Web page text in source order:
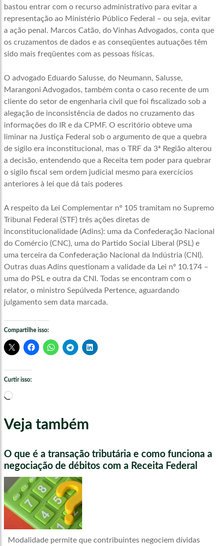
bastou entrar com o recurso administrativo para evitar a
representação ao Ministério Público Federal – ou seja, evitar
a ação penal. Marcos Catão, do Vinhas Advogados, conta que
os cruzamentos de dados e as conseqüentes autuações têm
sido mais freqüentes com as pessoas físicas.
O advogado Eduardo Salusse, do Neumann, Salusse,
Marangoni Advogados, também conta o caso recente de um
cliente do setor de engenharia civil que foi fiscalizado sob a
alegação de inconsistência de dados no cruzamento das
informações do IR e da CPMF. O escritório obteve uma
liminar na Justiça Federal sob o argumento de que a quebra
de sigilo era inconstitucional, mas o TRF da 3ª Região alterou
a decisão, entendendo que a Receita tem poder para quebrar
o sigilo fiscal sem ordem judicial mesmo para exercícios
anteriores à lei que dá tais poderes
A respeito da Lei Complementar nº 105 tramitam no Supremo
Tribunal Federal (STF) três ações diretas de
inconstitucionalidade (Adins): uma da Confederação Nacional
do Comércio (CNC), uma do Partido Social Liberal (PSL) e
uma terceira da Confederação Nacional da Indústria (CNI).
Outras duas Adins questionam a validade da Lei nº 10.174 –
uma do PSL e outra da CNI. Todas se encontram com o
relator, o ministro Sepúlveda Pertence, aguardando
julgamento sem data marcada.
Compartilhe isso:
Curtir isso:
Carregando...
Veja também
O que é a transação tributária e como funciona a
negociação de débitos com a Receita Federal
Modalidade permite que contribuintes negociem dívidas